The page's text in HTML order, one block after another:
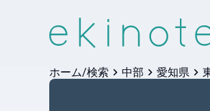
ホーム/検索 中部 愛知県